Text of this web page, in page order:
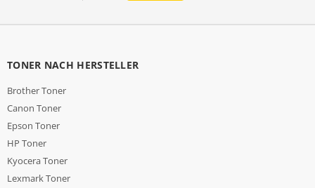
TONER NACH HERSTELLER
Brother Toner
Canon Toner
Epson Toner
HP Toner
Kyocera Toner
Lexmark Toner